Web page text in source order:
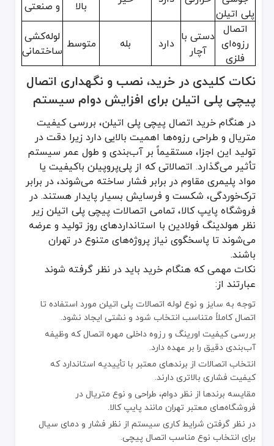
پلی اتیلن
بالا
و صنعتی
اتصال
رزوه‌ای
فلزی
دستی با
آچار
دارد بله متوسط لوله‌کشی
ساختمانی
نکات کلیدی در خرید، نصب و نگهداری اتصال
پیچی پلی اتیلن برای افزایش دوام سیستم
در هنگام خرید اتصال پیچی پلی اتیلن، بررسی کیفیت
متریال و طراحی رزوه‌ها اهمیت بالایی دارد زیرا دقت در
تولید این اجزا، مستقیماً بر آب‌بندی و طول عمر سیستم
تأثیر می‌گذارد. اتصالاتی که از پلی‌پروپیلن باکیفیت یا
مواد پلیمری مقاوم در برابر فشار ساخته می‌شوند، در برابر
ترک‌خوردگی، شکست و فرسایش بسیار پایدار هستند. در
فروشگاه پایپ کالا، تمامی اتصالات پیچی پلی اتیلن زیر
نظر هولدینگ فولادین با استانداردهای روز تولید و عرضه
می‌شوند تا پاسخگوی نیاز پروژه‌های متنوع در تهران
باشند.
نکات مهمی که هنگام خرید باید در نظر گرفته شوند
عبارتند از:
توجه به سایز و نوع لوله اتصالات پلی اتیلن مورد استفاده تا
اتصال کاملاً متناسب انتخاب شود و نشتی ایجاد نشود.
بررسی کیفیت اورینگ و رزوه داخلی مهره اتصال که وظیفه
آب‌بندی دقیق را بر عهده دارد.
انتخاب اتصالات از برندهای معتبر با تأییدیه استاندارد که
کیفیت فشاری بالاتری دارند.
مقایسه برندها از نظر دوام، طراحی و نوع متریال در
فروشگاه‌های معتبر تهران مانند پایپ کالا.
در نظر گرفتن شرایط کاری سیستم از نظر فشار و دمای سیال
برای انتخاب نوع مناسب اتصال پیچی.